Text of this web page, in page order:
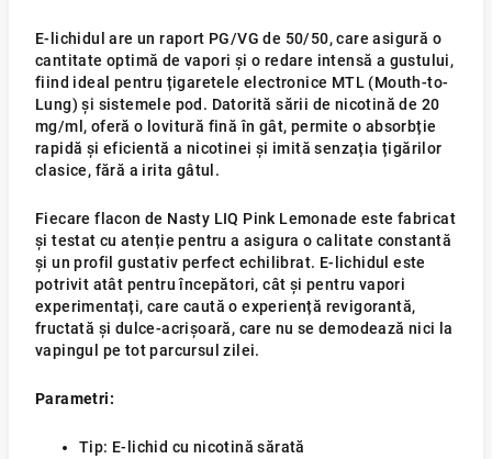
E-lichidul are un raport PG/VG de 50/50, care asigură o
cantitate optimă de vapori și o redare intensă a gustului,
fiind ideal pentru țigaretele electronice MTL (Mouth-to-
Lung) și sistemele pod. Datorită sării de nicotină de 20
mg/ml, oferă o lovitură fină în gât, permite o absorbție
rapidă și eficientă a nicotinei și imită senzația țigărilor
clasice, fără a irita gâtul.
Fiecare flacon de Nasty LIQ Pink Lemonade este fabricat
și testat cu atenție pentru a asigura o calitate constantă
și un profil gustativ perfect echilibrat. E-lichidul este
potrivit atât pentru începători, cât și pentru vapori
experimentați, care caută o experiență revigorantă,
fructată și dulce-acrișoară, care nu se demodează nici la
vapingul pe tot parcursul zilei.
Parametri:
Tip: E-lichid cu nicotină sărată